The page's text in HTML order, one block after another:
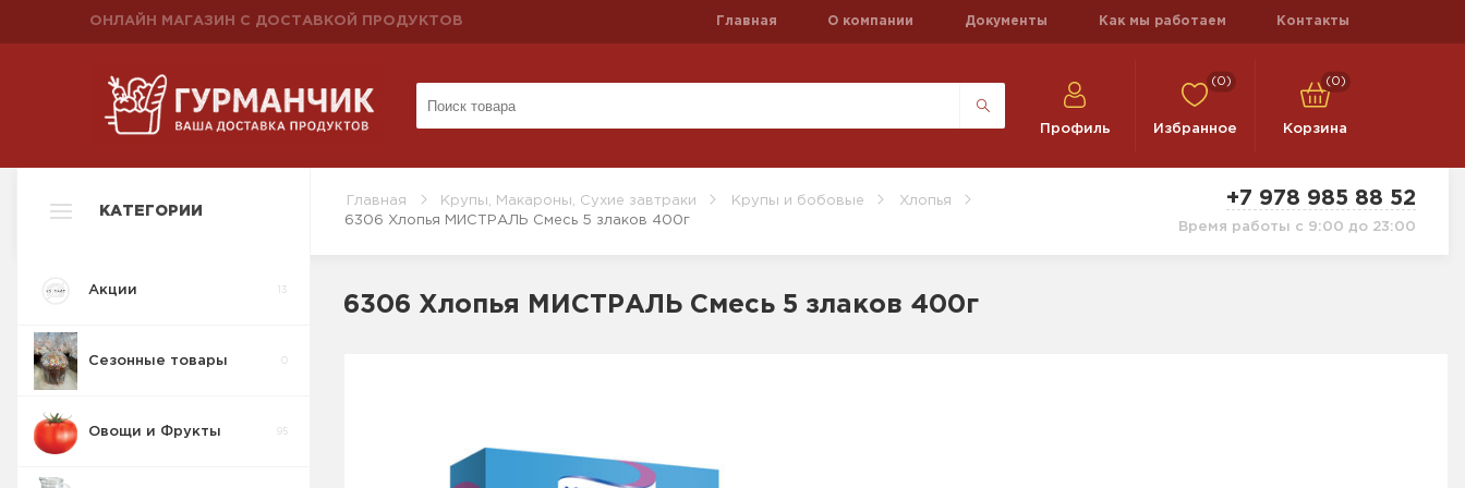
ОНЛАЙН МАГАЗИН С ДОСТАВКОЙ ПРОДУКТОВ Главная О компании Документы Как мы работаем Контакты
Профиль
(0)
Избранное
(0)
Корзина
Главная Крупы, Макароны, Сухие завтраки Крупы и бобовые
Хлопья
6306 Хлопья МИСТРАЛЬ Смесь 5 злаков 400г
+7 978 985 88 52
Время работы с 9:00 до 23:00
КАТЕГОРИИ
Акции 13
Сезонные товары
Овощи и Фрукты 95
6306 Хлопья МИСТРАЛЬ Смесь 5 злаков 400г